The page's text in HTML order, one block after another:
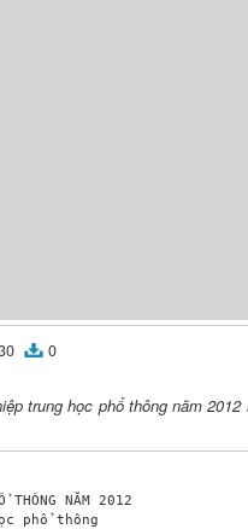
0
trung học phổ thông năm
THÔNG NĂM 2012
phổ thông